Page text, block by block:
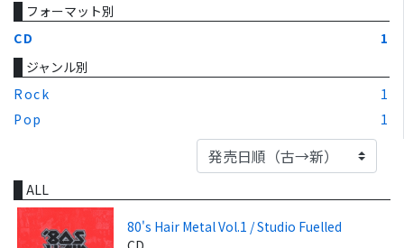
フォーマット別
CD
1
ジャンル別
Rock
1
Pop
1
ALL
80's Hair Metal Vol.1 / Studio Fuelled